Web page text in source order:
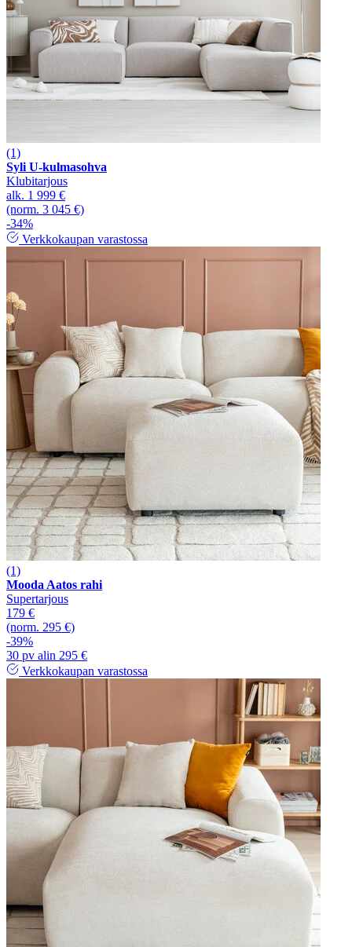
(1)
Syli U-kulmasohva
Klubitarjous
alk. 1 999 €
(norm. 3 045 €)
-34%
Verkkokaupan varastossa
(1)
Mooda Aatos rahi
Supertarjous
179 €
(norm. 295 €)
-39%
30 pv alin 295 €
Verkkokaupan varastossa